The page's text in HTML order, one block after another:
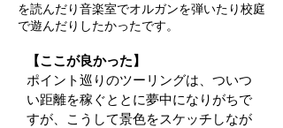
を読んだり音楽室でオルガンを弾いたり校庭
で遊んだりしたかったです。
【ここが良かった】
ポイント巡りのツーリングは、ついつ
い距離を稼ぐととに夢中になりがちで
すが、こうして景色をスケッチしなが